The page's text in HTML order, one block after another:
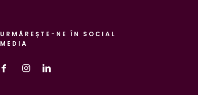
URMĂREȘTE-NE ÎN SOCIAL
MEDIA